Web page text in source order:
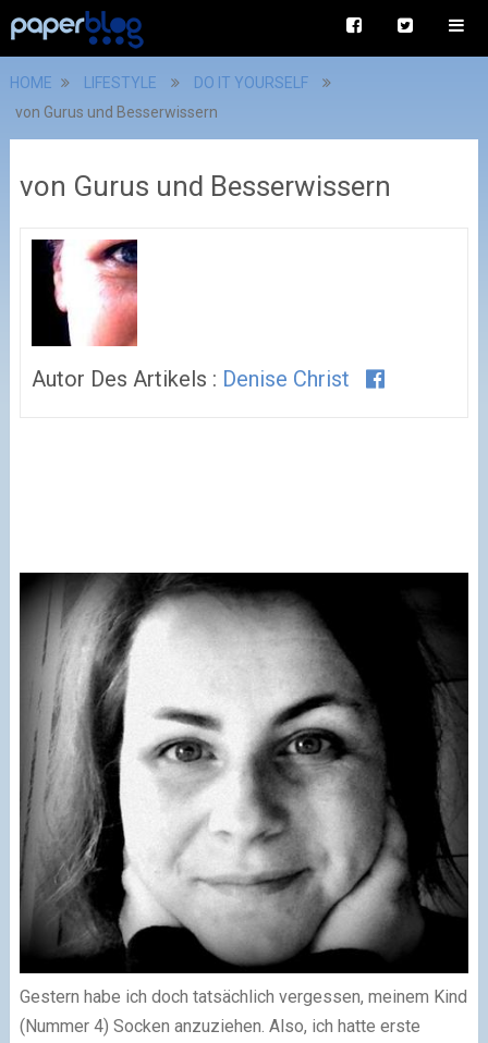
HOME LIFESTYLE
DO IT YOURSELF
von Gurus und Besserwissern
von Gurus und Besserwissern
Autor Des Artikels : Denise Christ
Gestern habe ich doch tatsächlich vergessen, meinem Kind
(Nummer 4) Socken anzuziehen. Also, ich hatte erste